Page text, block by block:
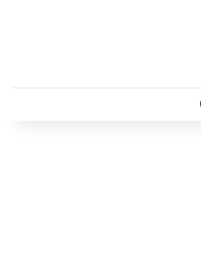
الوضع المظلم